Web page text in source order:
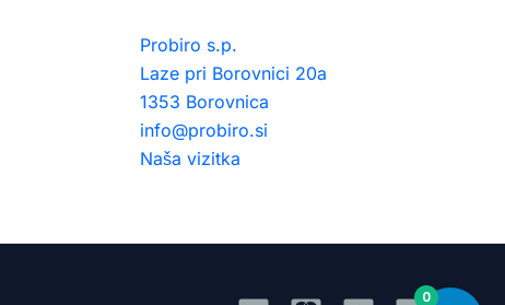
Probiro s.p.
Laze pri Borovnici 20a
1353 Borovnica
info@probiro.si
Naša vizitka
0